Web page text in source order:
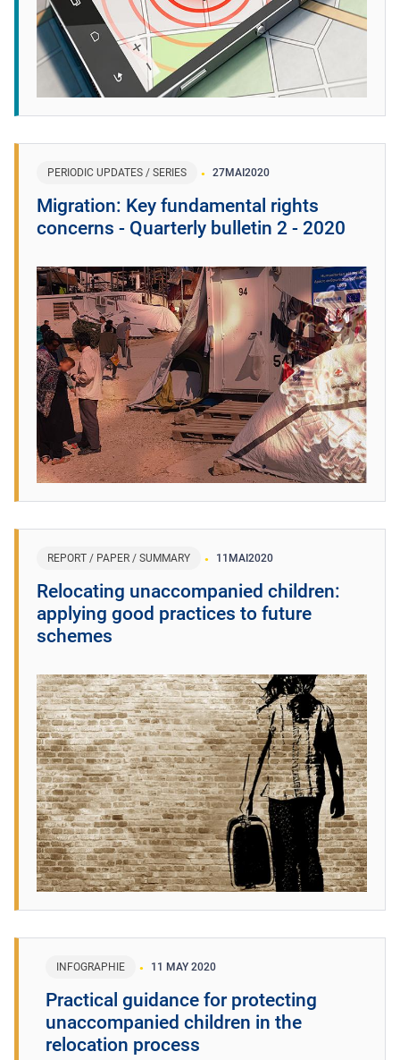
PERIODIC UPDATES / SERIES 27MAI2020
Migration: Key fundamental rights
concerns - Quarterly bulletin 2 - 2020
REPORT / PAPER / SUMMARY 11 MAI 2020
Relocating unaccompanied children:
applying good practices to future
schemes
INFOGRAPHIE 11 MAY 2020
Practical guidance for protecting
unaccompanied children in the
relocation process